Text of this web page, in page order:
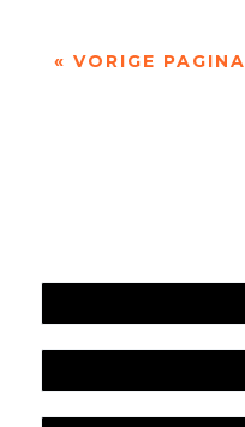
« VORIGE PAGINA